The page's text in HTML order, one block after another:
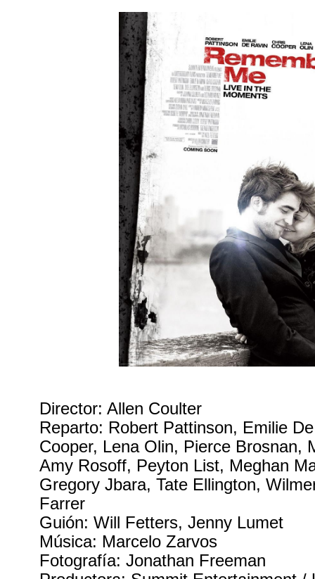
Director: Allen Coulter
Reparto: Robert Pattinson, Emilie
Cooper, Lena Olin, Pierce Brosnan,
Amy Rosoff, Peyton List, Meghan
Gregory Jbara, Tate Ellington,
Farrer
Guión: Will Fetters, Jenny Lumet
Música: Marcelo Zarvos
Fotografía: Jonathan Freeman